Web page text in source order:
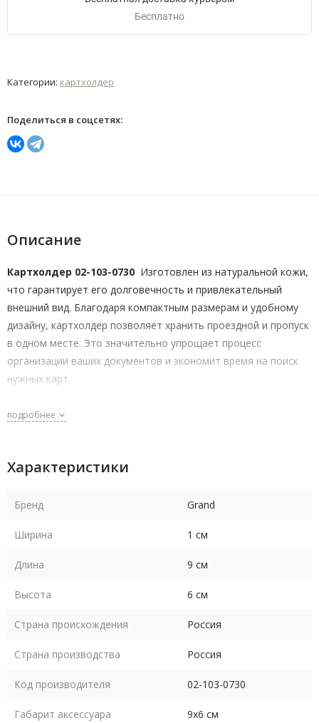
Бесплатно
Категории: картхолдер
Поделиться в соцсетях:
Описание
Картхолдер 02-103-0730 Изготовлен из натуральной кожи,
что гарантирует его долговечность и привлекательный
внешний вид. Благодаря компактным размерам и удобному
дизайну, картхолдер позволяет хранить проездной и пропуск
в одном месте. Это значительно упрощает процесс
организации ваших документов и экономит время на поиск
нужных карт.
Картхолдер также можно использовать как визитницу для
Выбирая картхолдер 02-103, вы получаете стильный,
незаменимым помощником в вашей повседневной жизни.
подробнее
Характеристики
Бренд Grand
Ширина 1 см
Длина 9 см
Высота 6 см
Страна происхождения Россия
Страна производства Россия
Код производителя 02-103-0730
Габарит аксессуара 9х6 см